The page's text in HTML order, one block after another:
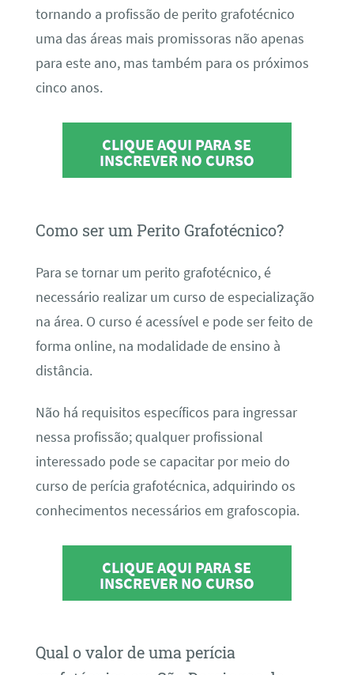
tornando a profissão de perito grafotécnico
uma das áreas mais promissoras não apenas
para este ano, mas também para os próximos
cinco anos.
CLIQUE AQUI PARA SE
INSCREVER NO CURSO
Como ser um Perito Grafotécnico?
Para se tornar um perito grafotécnico, é
necessário realizar um curso de especialização
na área. O curso é acessível e pode ser feito de
forma online, na modalidade de ensino à
distância.
Não há requisitos específicos para ingressar
nessa profissão; qualquer profissional
interessado pode se capacitar por meio do
curso de perícia grafotécnica, adquirindo os
conhecimentos necessários em grafoscopia.
CLIQUE AQUI PARA SE
INSCREVER NO CURSO
Qual o valor de uma perícia